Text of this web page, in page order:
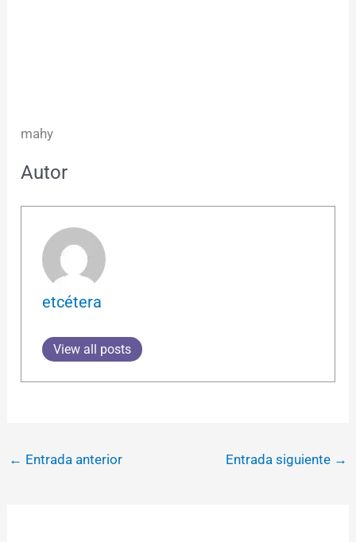
mahy
Autor
etcétera
View all posts
← Entrada anterior Entrada siguiente →